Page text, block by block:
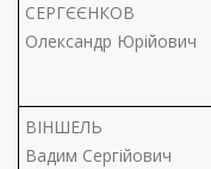
СЕРГЄЄНКОВ
Олександр Юрійович
ВІНШЕЛЬ
Вадим Сергійович